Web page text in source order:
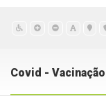
Covid - Vacinação